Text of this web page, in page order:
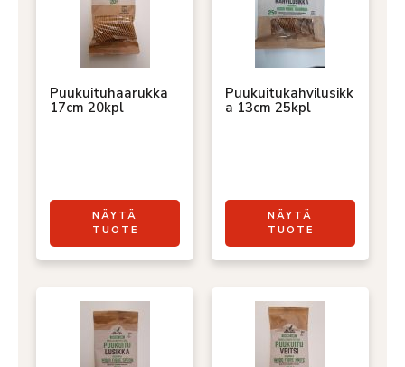
Puukuituhaarukka
17cm 20kpl
NÄYTÄ
TUOTE
Puukuitukahvilusikk
a 13cm 25kpl
NÄYTÄ
TUOTE